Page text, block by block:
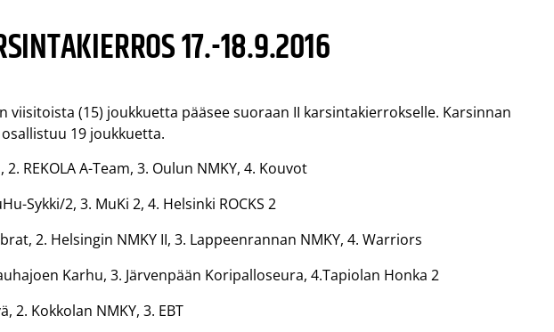
17.-18.9.2016
viisitoista (15) joukkuetta pääsee suoraan II karsintakierrokselle. Karsinnan
19 joukkuetta.
2. REKOLA A-Team, 3. Oulun NMKY, 4. Kouvot
Sykki/2, 3. MuKi 2, 4. Helsinki ROCKS 2
2. Helsingin NMKY II, 3. Lappeenrannan NMKY, 4. Warriors
Karhu, 3. Järvenpään Koripalloseura, 4.Tapiolan Honka 2
2. Kokkolan NMKY, 3. EBT